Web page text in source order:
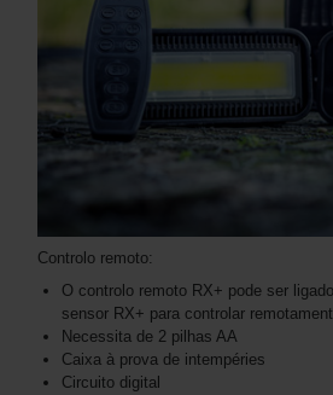
Controlo remoto:
O controlo remoto RX+ pode ser
sensor RX+ para controlar
Necessita de 2 pilhas AA
Caixa à prova de intempéries
Circuito digital